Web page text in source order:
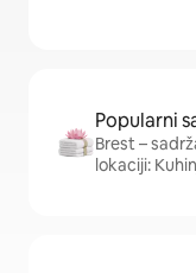
Popularni
Brest –
lokaciji: